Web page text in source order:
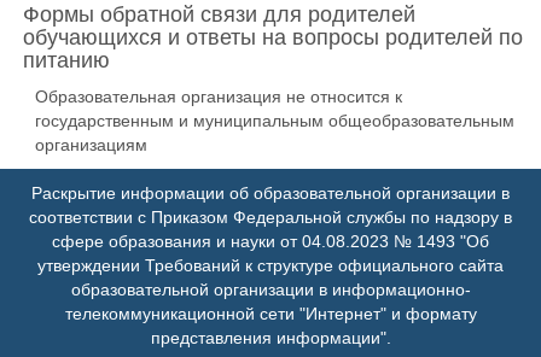
Формы обратной связи для родителей
обучающихся и ответы на вопросы родителей по
питанию
Образовательная организация не относится к
государственным и муниципальным общеобразовательным
организациям
Раскрытие информации об образовательной организации в
соответствии с Приказом Федеральной службы по надзору в
сфере образования и науки от 04.08.2023 № 1493 "Об
утверждении Требований к структуре официального сайта
образовательной организации в информационно-
телекоммуникационной сети "Интернет" и формату
представления информации".